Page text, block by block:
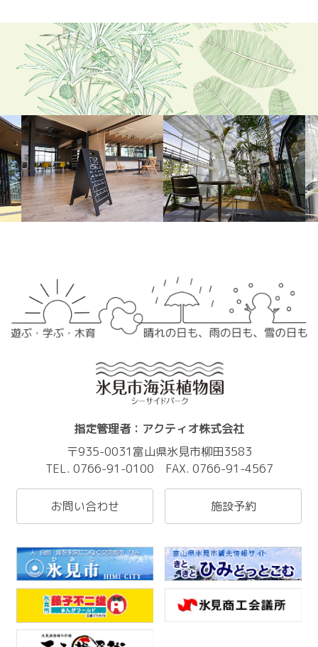
指定管理者：アクティオ株式会社
〒935-0031富山県氷見市柳田3583
TEL. 0766-91-0100 FAX. 0766-91-4567
お問い合わせ 施設予約